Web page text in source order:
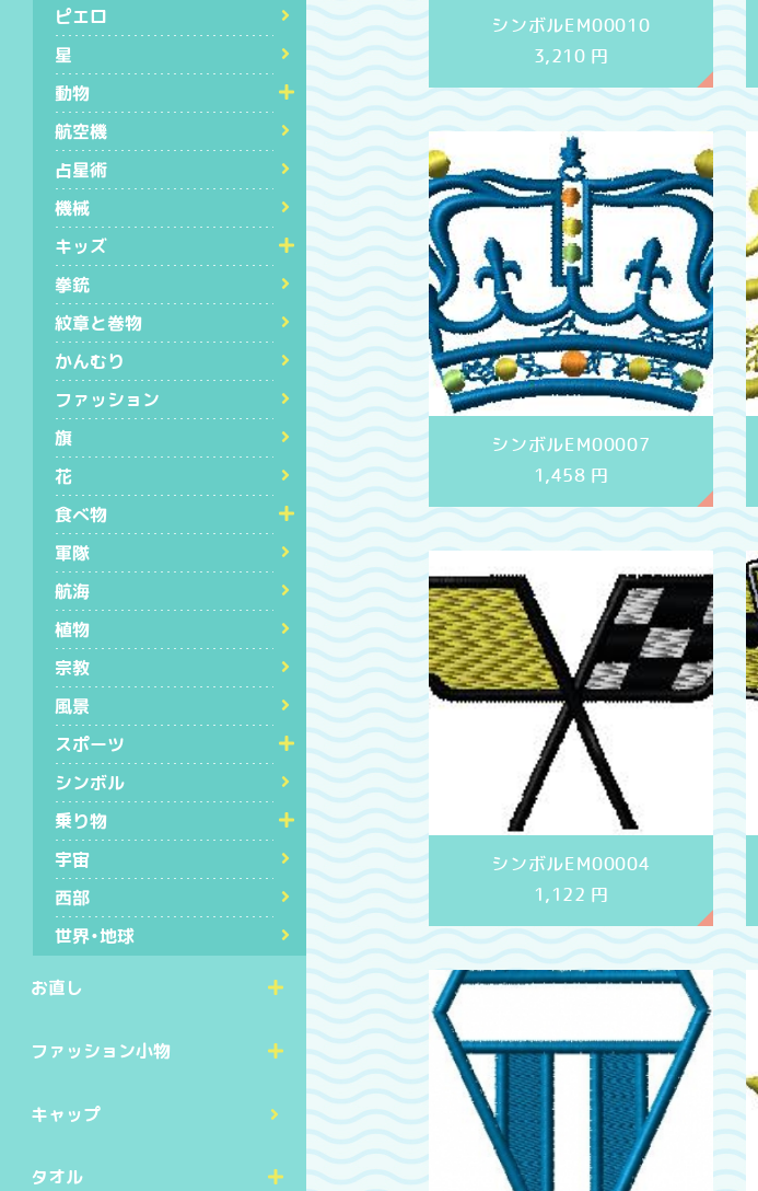
ピエロ
星
動物
航空機
占星術
機械
キッズ
拳銃
紋章と巻物
かんむり
ファッション
旗
花
食べ物
軍隊
航海
植物
宗教
風景
スポーツ
シンボル
乗り物
宇宙
西部
世界・地球
お直し
ファッション小物
キャップ
タオル
シンボルEM00010
3,210 円
シンボルEM00007
1,458 円
シンボルEM00004
1,122 円